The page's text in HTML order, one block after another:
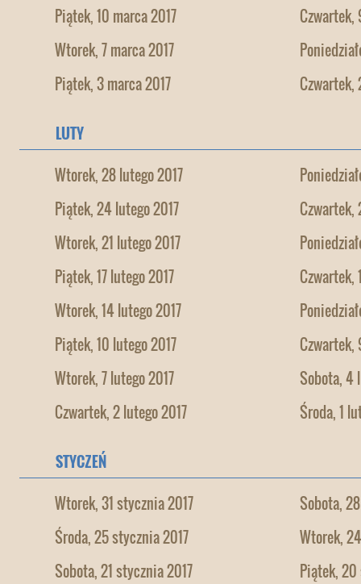
Piątek, 10 marca 2017
Czwartek,
Wtorek, 7 marca 2017
Piątek, 3 marca 2017
Czwartek,
LUTY
Wtorek, 28 lutego 2017
Piątek, 24 lutego 2017
Czwartek,
Wtorek, 21 lutego 2017
Piątek, 17 lutego 2017
Czwartek,
Wtorek, 14 lutego 2017
Piątek, 10 lutego 2017
Czwartek,
Wtorek, 7 lutego 2017
Sobota, 4
Czwartek, 2 lutego 2017
Środa, 1
STYCZEŃ
Wtorek, 31 stycznia 2017
Sobota,
Środa, 25 stycznia 2017
Wtorek,
Sobota, 21 stycznia 2017
Piątek,